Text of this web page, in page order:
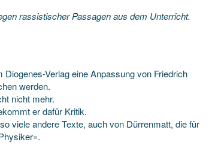
rassistischer Passagen aus dem Unterricht.
Verlag eine Anpassung von Friedrich
werden.
nicht mehr.
er dafür Kritik.
viele andere Texte, auch von Dürrenmatt, die für